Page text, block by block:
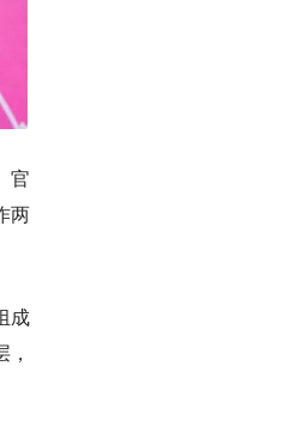
官
两
成